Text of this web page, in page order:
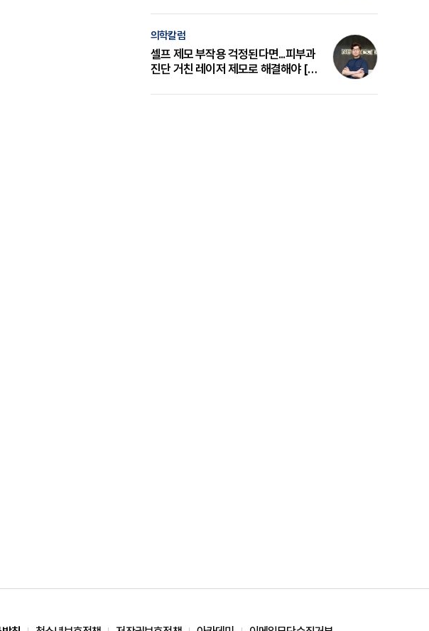
의학칼럼
셀프 제모 부작용 걱정된다면...피부과
진단 거친 레이저 제모로 해결해야 [변